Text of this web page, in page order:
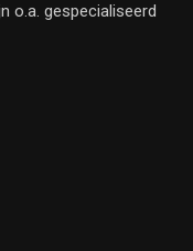
o.a. gespecialiseerd